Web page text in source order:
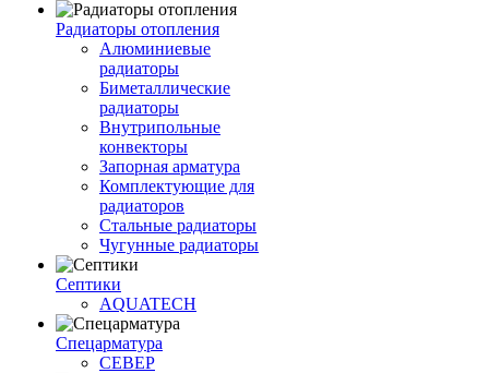
Радиаторы отопления
Алюминиевые
радиаторы
Биметаллические
радиаторы
Внутрипольные
конвекторы
Запорная арматура
Комплектующие для
радиаторов
Стальные радиаторы
Чугунные радиаторы
Септики
AQUATECH
Спецарматура
СЕВЕР